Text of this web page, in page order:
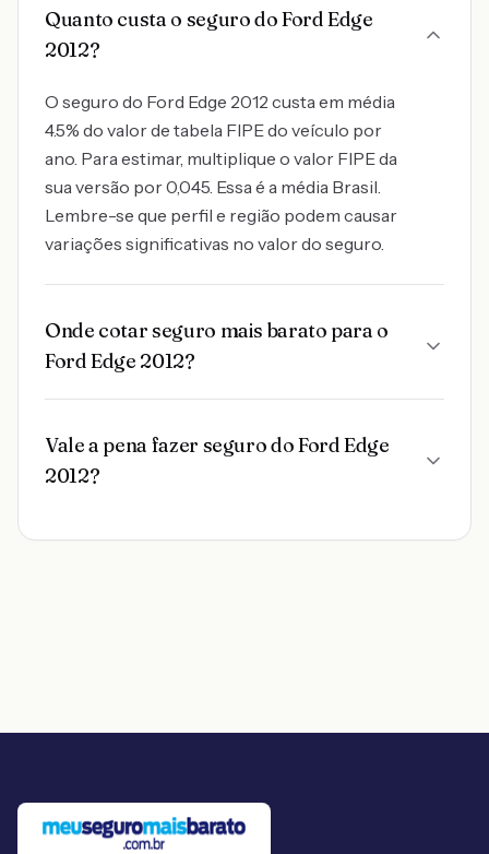
Quanto custa o seguro do Ford Edge
2012?
O seguro do Ford Edge 2012 custa em média
4.5% do valor de tabela FIPE do veículo por
ano. Para estimar, multiplique o valor FIPE da
sua versão por 0,045. Essa é a média Brasil.
Lembre-se que perfil e região podem causar
variações significativas no valor do seguro.
Onde cotar seguro mais barato para o
Ford Edge 2012?
Vale a pena fazer seguro do Ford Edge
2012?